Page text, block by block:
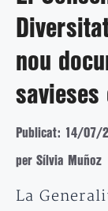
nou
Publicat: 14/07/
per Sílvia Muñoz
La